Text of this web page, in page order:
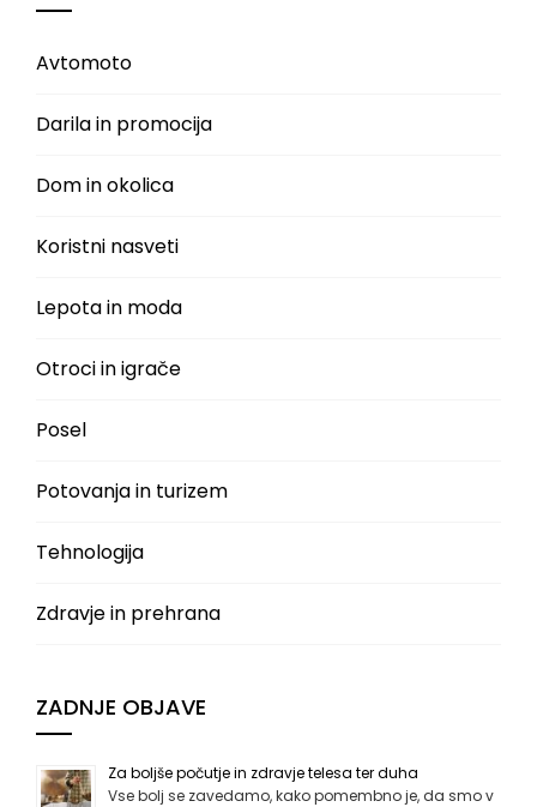
Avtomoto
Darila in promocija
Dom in okolica
Koristni nasveti
Lepota in moda
Otroci in igrače
Posel
Potovanja in turizem
Tehnologija
Zdravje in prehrana
ZADNJE OBJAVE
Za boljše počutje in zdravje telesa ter duha
Vse bolj se zavedamo, kako pomembno je, da smo v